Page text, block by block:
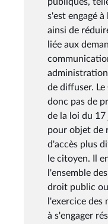
s'est engagé
ainsi de
liée aux
de diffuser.
donc pas de
de la loi du
pour objet de
d'accès plus
le citoyen. Il
l'ensemble
droit public
l'exercice des
à s'engager